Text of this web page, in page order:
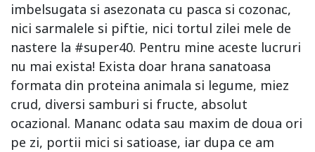
imbelsugata si asezonata cu pasca si cozonac,
nici sarmalele si piftie, nici tortul zilei mele de
nastere la #super40. Pentru mine aceste lucruri
nu mai exista! Exista doar hrana sanatoasa
formata din proteina animala si legume, miez
crud, diversi samburi si fructe, absolut
ocazional. Mananc odata sau maxim de doua ori
pe zi, portii mici si satioase, iar dupa ce am